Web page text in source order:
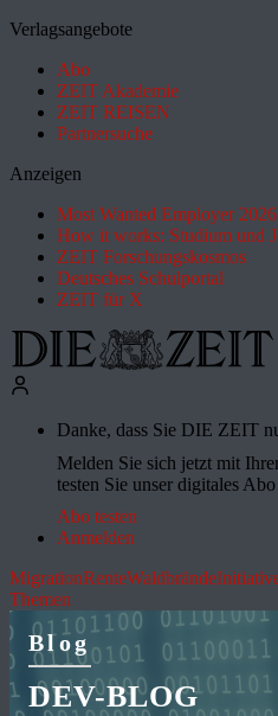
Verlagsangebote
Abo
ZEIT Akademie
ZEIT REISEN
Partnersuche
Anzeigen
Most Wanted Employer 2026
How it works: Studium und
ZEIT Forschungskosmos
Deutsches Schulportal
ZEIT für X
Danke, dass Sie DIE ZEIT
Melden Sie sich jetzt mit
testen Sie unser digitales
Abo testen
Anmelden
MigrationRenteWaldbrände
Themen
Blog
DEV-BLOG